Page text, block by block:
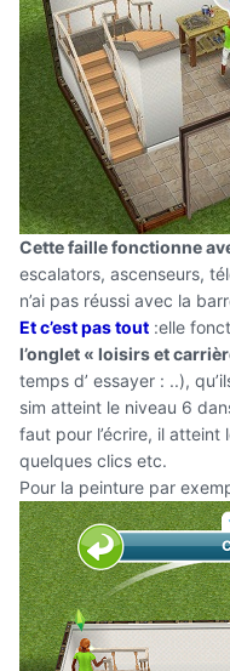
Cette faille fonctionne
escalators, ascenseurs,
n’ai pas réussi avec la
Et c’est pas tout :elle
l’onglet « loisirs et
temps d’ essayer : ..),
sim atteint le niveau 6
faut pour l’écrire, il atteint
quelques clics etc.
Pour la peinture par